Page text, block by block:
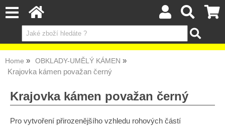
Home OBKLADY-UMĚLÝ KÁMEN
Krajovka kámen považan černý
Krajovka kámen považan černý
Pro vytvoření přirozenějšího vzhledu rohových částí